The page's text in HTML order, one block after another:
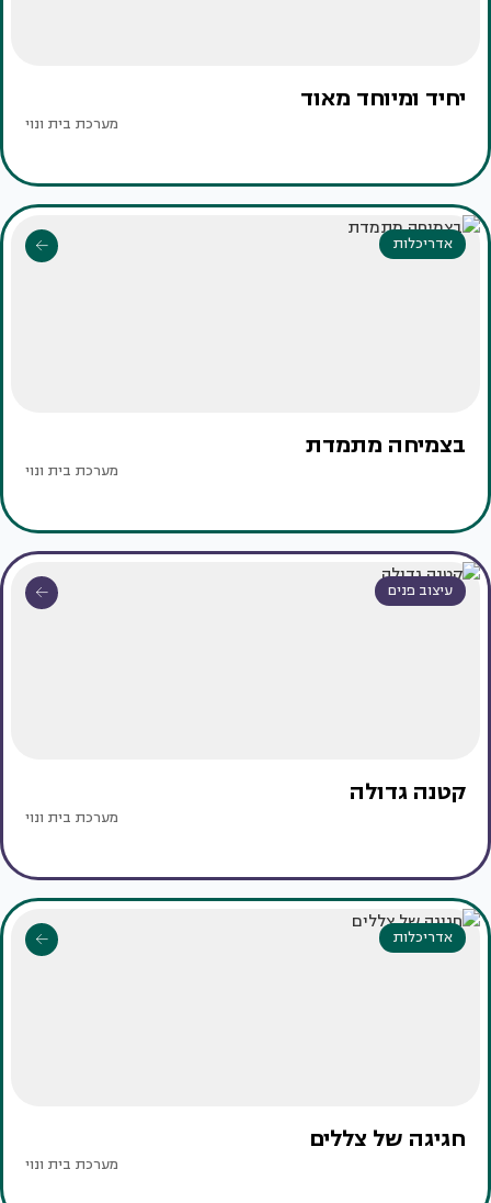
יחיד ומיוחד מאוד
מערכת בית ונוי
אדריכלות
בצמיחה מתמדת
מערכת בית ונוי
עיצוב פנים
קטנה גדולה
מערכת בית ונוי
אדריכלות
חגיגה של צללים
מערכת בית ונוי